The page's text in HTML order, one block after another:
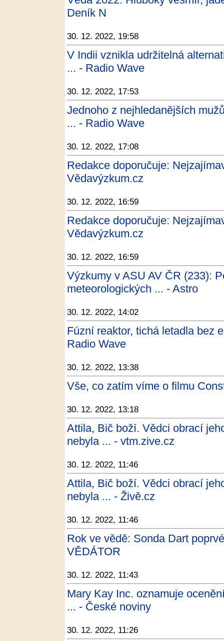
Deník N
30. 12. 2022, 19:58
V Indii vznikla udržitelná
... - Radio Wave
30. 12. 2022, 17:53
Jednoho z nejhledanějších
... - Radio Wave
30. 12. 2022, 17:08
Redakce doporučuje:
Vědavýzkum.cz
30. 12. 2022, 16:59
Redakce doporučuje:
Vědavýzkum.cz
30. 12. 2022, 16:59
Výzkumy v ASU AV ČR (233):
meteorologických ... - Astro
30. 12. 2022, 14:02
Fúzní reaktor, tichá letadla bez
Radio Wave
30. 12. 2022, 13:38
Vše, co zatím víme o filmu
30. 12. 2022, 13:18
Attila, Bič boží. Vědci obrací
nebyla ... - vtm.zive.cz
30. 12. 2022, 11:46
Attila, Bič boží. Vědci obrací
nebyla ... - Živě.cz
30. 12. 2022, 11:46
Rok ve vědě: Sonda Dart
VĚDÁTOR
30. 12. 2022, 11:43
Mary Kay Inc. oznamuje
... - České noviny
30. 12. 2022, 11:26